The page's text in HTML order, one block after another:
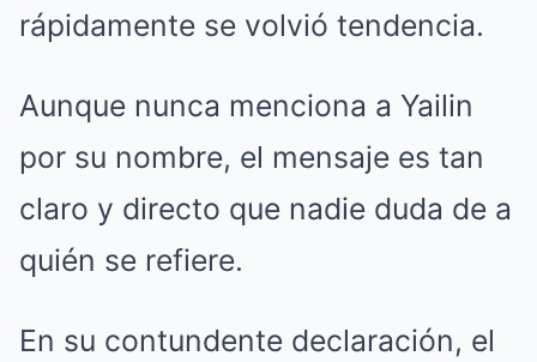
rápidamente se volvió tendencia.
Aunque nunca menciona a Yailin
por su nombre, el mensaje es tan
claro y directo que nadie duda de a
quién se refiere.
En su contundente declaración, el